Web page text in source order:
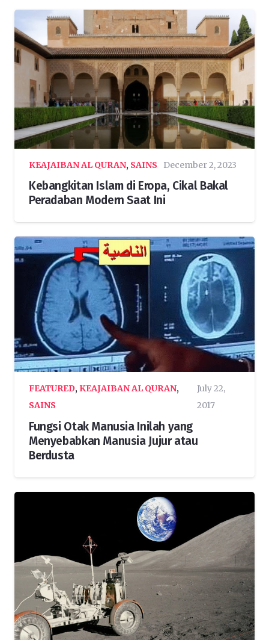
KEAJAIBAN AL QURAN, SAINS December 2, 2023
Kebangkitan Islam di Eropa, Cikal Bakal
Peradaban Modern Saat Ini
FEATURED, KEAJAIBAN AL QURAN,
SAINS
July 22,
2017
Fungsi Otak Manusia Inilah yang
Menyebabkan Manusia Jujur atau
Berdusta